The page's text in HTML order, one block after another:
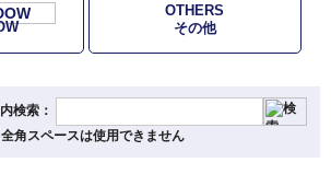
OTHERS
その他
検索：
角スペースは使用できません